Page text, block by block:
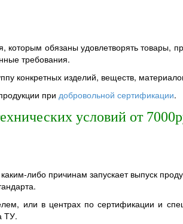
обязаны удовлетворять товары,
требования.
конкретных изделий, веществ,
при добровольной сертификации.
условий от
либо причинам запускает выпуск
или в центрах по сертификации и
ТУ.